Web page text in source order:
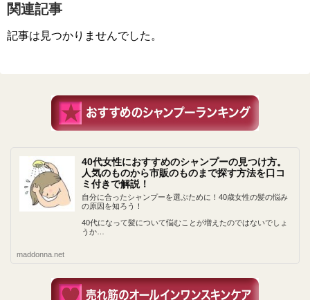
関連記事
記事は見つかりませんでした。
40代女性におすすめのシャンプーの見つけ方。
人気のものから市販のものまで探す方法を口コ
ミ付きで解説！
自分に合ったシャンプーを選ぶために！40歳女性の髪の悩み
の原因を知ろう！
40代になって髪について悩むことが増えたのではないでしょ
うか…
maddonna.net